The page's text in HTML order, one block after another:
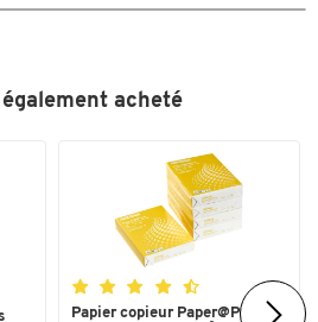
acheté
Papier copieur Paper@Print -
fois pour zoomer